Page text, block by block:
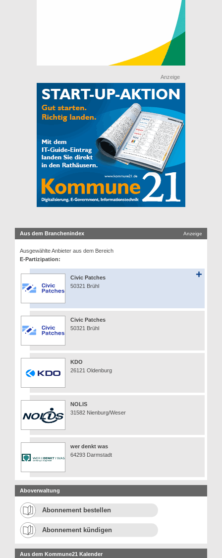
Anzeige
Aus dem Branchenindex Anzeige
Ausgewählte Anbieter aus dem Bereich
E-Partizipation:
Civic Patches
50321 Brühl
Civic Patches
50321 Brühl
KDO
26121 Oldenburg
NOLIS
31582 Nienburg/Weser
wer denkt was
64293 Darmstadt
Aboverwaltung
Abonnement bestellen
Abonnement kündigen
Aus dem Kommune21 Kalender